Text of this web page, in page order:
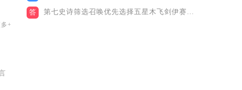
+
答 第七史诗筛选召唤优先选择五星木飞剑伊赛丽雅，其次可以附带四星...